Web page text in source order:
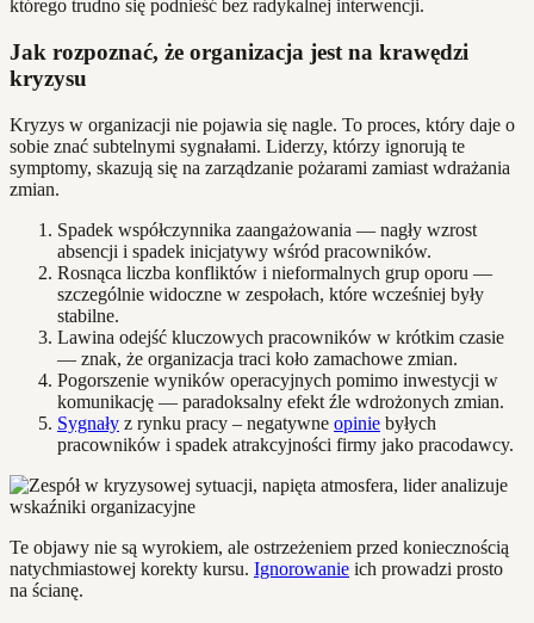
którego trudno się podnieść bez radykalnej interwencji.
Jak rozpoznać, że organizacja jest na krawędzi
kryzysu
Kryzys w organizacji nie pojawia się nagle. To proces, który daje o
sobie znać subtelnymi sygnałami. Liderzy, którzy ignorują te
symptomy, skazują się na zarządzanie pożarami zamiast wdrażania
zmian.
Spadek współczynnika zaangażowania — nagły wzrost
absencji i spadek inicjatywy wśród pracowników.
Rosnąca liczba konfliktów i nieformalnych grup oporu —
szczególnie widoczne w zespołach, które wcześniej były
stabilne.
Lawina odejść kluczowych pracowników w krótkim czasie
— znak, że organizacja traci koło zamachowe zmian.
Pogorszenie wyników operacyjnych pomimo inwestycji w
komunikację — paradoksalny efekt źle wdrożonych zmian.
Sygnały z rynku pracy – negatywne opinie byłych
pracowników i spadek atrakcyjności firmy jako pracodawcy.
Te objawy nie są wyrokiem, ale ostrzeżeniem przed koniecznością
natychmiastowej korekty kursu. Ignorowanie ich prowadzi prosto
na ścianę.